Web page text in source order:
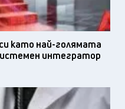
като най-голямата
интегратор